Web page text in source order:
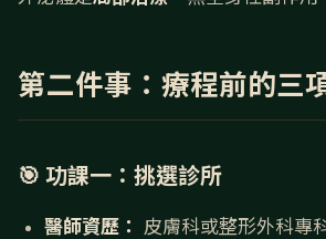
第二件事：療程前的三
🎯 功課一：挑選診所
醫師資歷：
皮膚科或整形外科專